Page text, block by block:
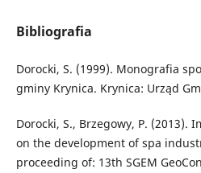
Bibliografia
Dorocki, S. (1999). Monografia
gminy Krynica. Krynica: Urząd
Dorocki, S., Brzegowy, P. (2013).
on the development of spa
proceeding of: 13th SGEM